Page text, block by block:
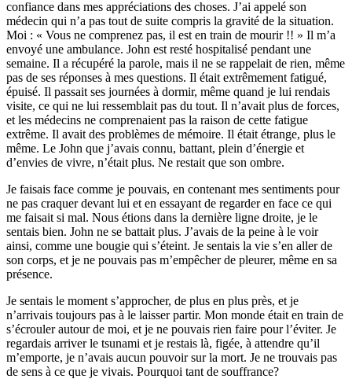
confiance dans mes appréciations des choses. J’ai appelé son
médecin qui n’a pas tout de suite compris la gravité de la situation.
Moi : « Vous ne comprenez pas, il est en train de mourir !! » Il m’a
envoyé une ambulance. John est resté hospitalisé pendant une
semaine. Il a récupéré la parole, mais il ne se rappelait de rien, même
pas de ses réponses à mes questions. Il était extrêmement fatigué,
épuisé. Il passait ses journées à dormir, même quand je lui rendais
visite, ce qui ne lui ressemblait pas du tout. Il n’avait plus de forces,
et les médecins ne comprenaient pas la raison de cette fatigue
extrême. Il avait des problèmes de mémoire. Il était étrange, plus le
même. Le John que j’avais connu, battant, plein d’énergie et
d’envies de vivre, n’était plus. Ne restait que son ombre.
Je faisais face comme je pouvais, en contenant mes sentiments pour
ne pas craquer devant lui et en essayant de regarder en face ce qui
me faisait si mal. Nous étions dans la dernière ligne droite, je le
sentais bien. John ne se battait plus. J’avais de la peine à le voir
ainsi, comme une bougie qui s’éteint. Je sentais la vie s’en aller de
son corps, et je ne pouvais pas m’empêcher de pleurer, même en sa
présence.
Je sentais le moment s’approcher, de plus en plus près, et je
n’arrivais toujours pas à le laisser partir. Mon monde était en train de
s’écrouler autour de moi, et je ne pouvais rien faire pour l’éviter. Je
regardais arriver le tsunami et je restais là, figée, à attendre qu’il
m’emporte, je n’avais aucun pouvoir sur la mort. Je ne trouvais pas
de sens à ce que je vivais. Pourquoi tant de souffrance?